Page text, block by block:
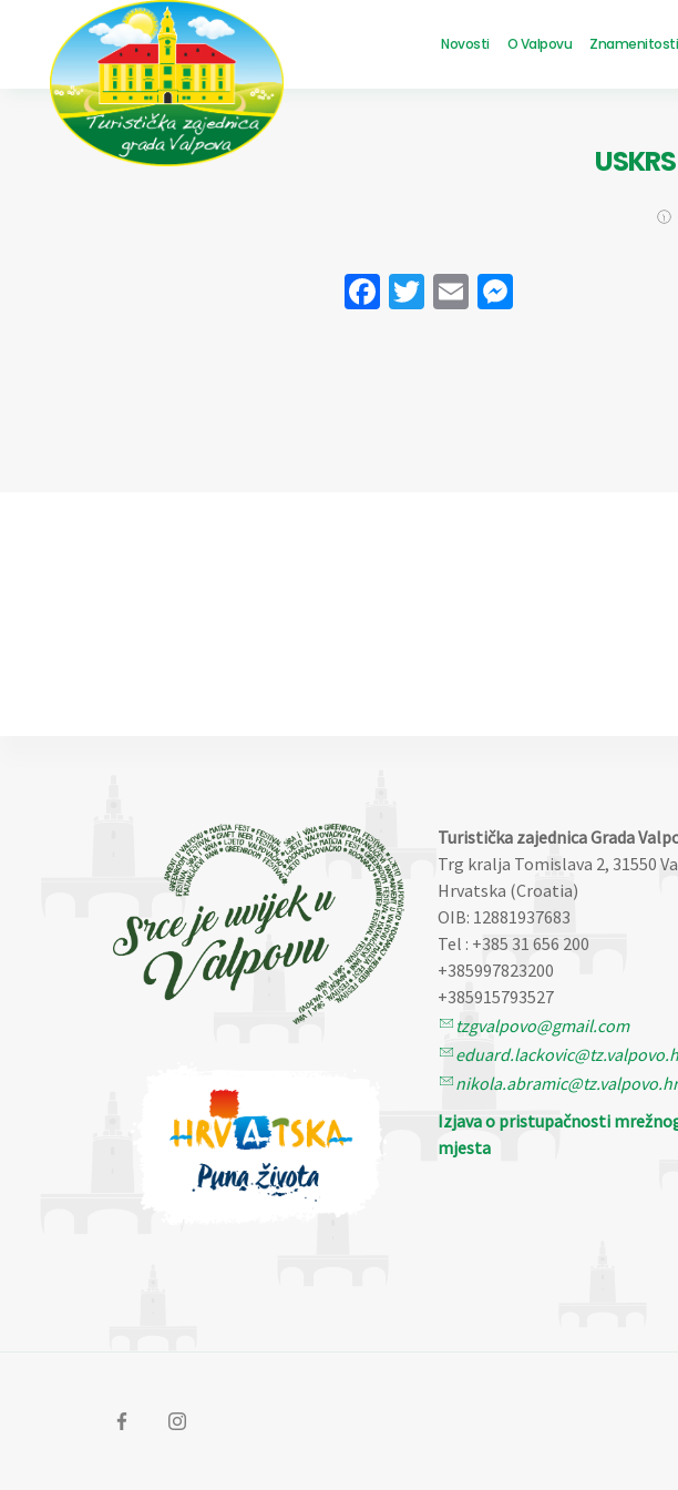
Novosti O Valpovu Znamenitosti
Facebook
Twitter
Email
Turistička zajednica Grada
Trg kralja Tomislava 2, 31550
Hrvatska (Croatia)
OIB: 12881937683
Tel : +385 31 656 200
+385997823200
+385915793527
tzgvalpovo@gmail.com
nikola.abramic@tz.valpovo.hr
Izjava o pristupačnosti
mjesta